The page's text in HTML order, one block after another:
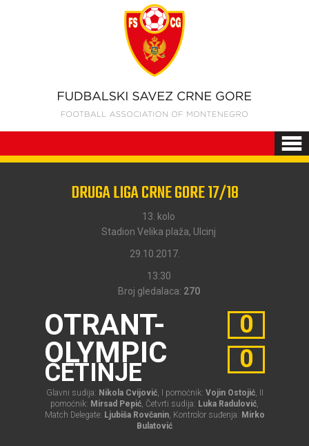
DRUGA LIGA CRNE GORE 17/18
13. kolo
Stadion Velika plaža, Ulcinj
29.10.2017.
13:30
Broj gledalaca: 270
OTRANT-
OLYMPIC
CETINJE
0
0
Glavni sudija: Nikola Cvijović, I pomoćnik: Vojin Ostojić, II
pomoćnik: Mirsad Pepić, Četvrti sudija: Luka Radulović,
Match Delegate: Ljubiša Rovčanin, Kontrolor suđenja: Mirko
Bulatović